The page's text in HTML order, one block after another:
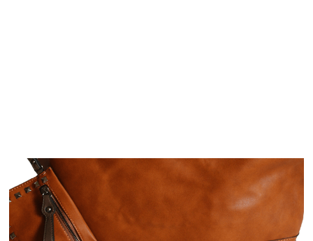
Maroquinerie
Sacs à main
Sacs avec
pochettes